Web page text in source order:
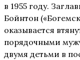
в 1955 году.
Бойнтон
оказывается
порядочными
двумя детьми в